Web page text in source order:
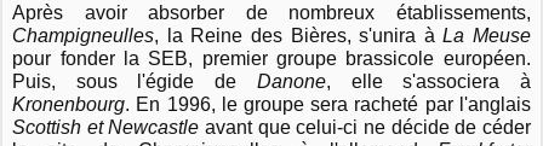
Après avoir absorber de nombreux établissements,
Champigneulles, la Reine des Bières, s'unira àLa Meuse
pour fonder la SEB, premier groupe brassicole européen.
Puis, sous l'égide de Danone, elle s'associera à
Kronenbourg. En 1996, le groupe sera racheté par l'anglais
Scottish et Newcastle avant que celui-ci ne décide de céder